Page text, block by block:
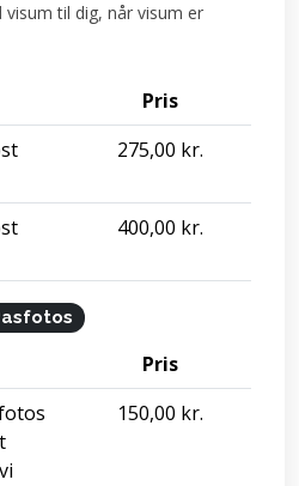
visum til dig, når visum er
Pris
275,00 kr.
400,00 kr.
Pris
150,00 kr.